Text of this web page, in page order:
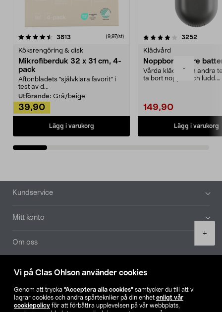
Vi på Clas Ohlson använder cookies
Genom att trycka ”Acceptera alla cookies” samtycker du till att vi
lagrar cookies och andra spårtekniker på din enhet enligt vår
cookiepolicy för att förbättra upplevelsen på vår webbplats,
-
+
3813 (9,97/st)
Köksrengöring & disk
Mikrofiberduk 32 x 31 cm, 4-
pack
Aftonbladets "självklara favorit” i
test av d...
Utförande: Grå/beige
39,90
Lägg i varukorg
4.0av 5 stjärnor 3252
Klädvård
Noppborttagare
Vårda kläder och andra
ta bort noppor och ludd.
149,90
Lägg i varukorg
4.5av 5 stjärnor
Sidfot
Kundservice
Mitt konto
Om oss
Aktuellt
Våra bolag